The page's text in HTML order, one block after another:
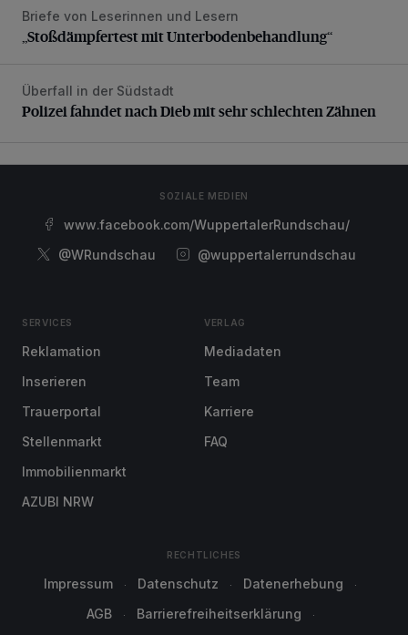
„Stoßdämpfertest mit Unterbodenbehandlung“
Briefe von Leserinnen und Lesern
„Stoßdämpfertest mit Unterbodenbehandlung“
Polizei fahndet nach Dieb mit sehr schlechten Zähnen
Überfall in der Südstadt
Polizei fahndet nach Dieb mit sehr schlechten Zähnen
SOZIALE MEDIEN
www.facebook.com/WuppertalerRundschau/
@WRundschau
@wuppertalerrundschau
SERVICES
Reklamation
Inserieren
Trauerportal
Stellenmarkt
Immobilienmarkt
AZUBI NRW
VERLAG
Mediadaten
Team
Karriere
FAQ
RECHTLICHES
Impressum Datenschutz
Datenerhebung
AGB
Barrierefreiheitserklärung